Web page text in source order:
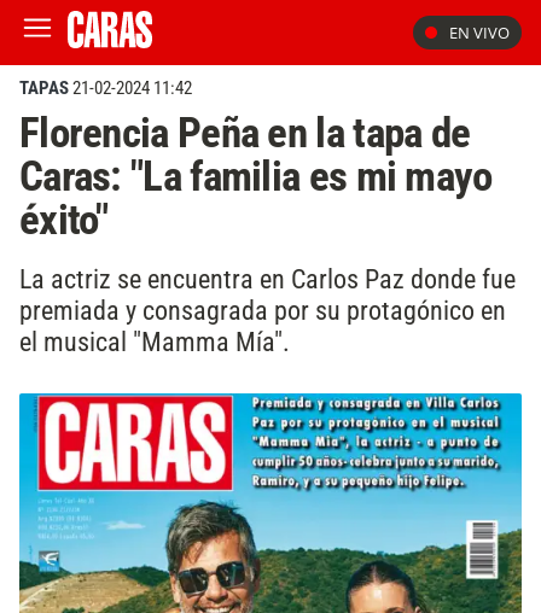
EN VIVO
TAPAS21-02-2024 11:42
Florencia Peña en la tapa de
Caras: "La familia es mi mayo
éxito"
La actriz se encuentra en Carlos Paz donde fue
premiada y consagrada por su protagónico en
el musical "Mamma Mía".